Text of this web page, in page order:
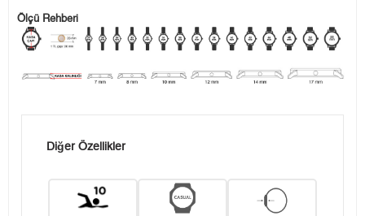
Ölçü Rehberi
Diğer Özellikler